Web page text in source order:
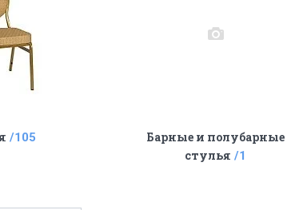
105
Барные и полубарные
стулья
1